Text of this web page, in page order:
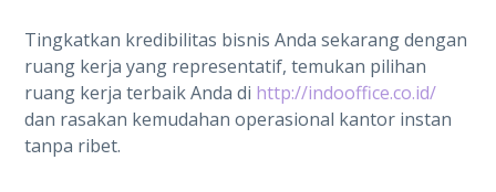
Tingkatkan kredibilitas bisnis Anda sekarang dengan
ruang kerja yang representatif, temukan pilihan
ruang kerja terbaik Anda di http://indooffice.co.id/
dan rasakan kemudahan operasional kantor instan
tanpa ribet.